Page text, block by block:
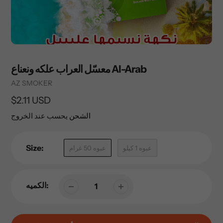
معسّل العراب علكه ونعناع Al-Arab
Vendor
AZ SMOKER
السعر
العادي
$2.11 USD
الشحن يحسب عند الخروج
Size: عبوه 50 غرام عبوه 1 كيلو
الكميه: